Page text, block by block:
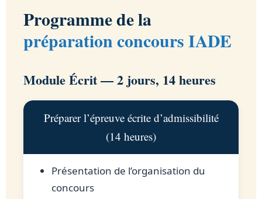
Programme de la
préparation concours IADE
Module Écrit — 2 jours, 14 heures
Préparer l’épreuve écrite d’admissibilité
(14 heures)
Présentation de l’organisation du
concours